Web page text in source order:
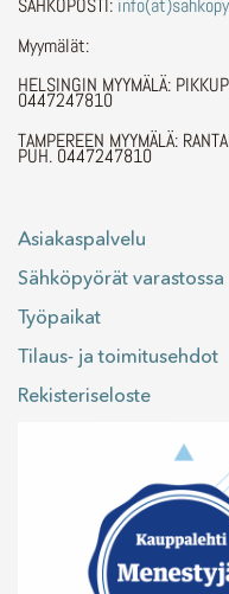
SÄHKÖPOSTI:
Myymälät:
HELSINGIN MYYMÄLÄ:
0447247810
TAMPEREEN MYYMÄLÄ:
PUH. 0447247810
Asiakaspalvelu
Sähköpyörät varastossa
Työpaikat
Tilaus- ja toimitusehdot
Rekisteriseloste